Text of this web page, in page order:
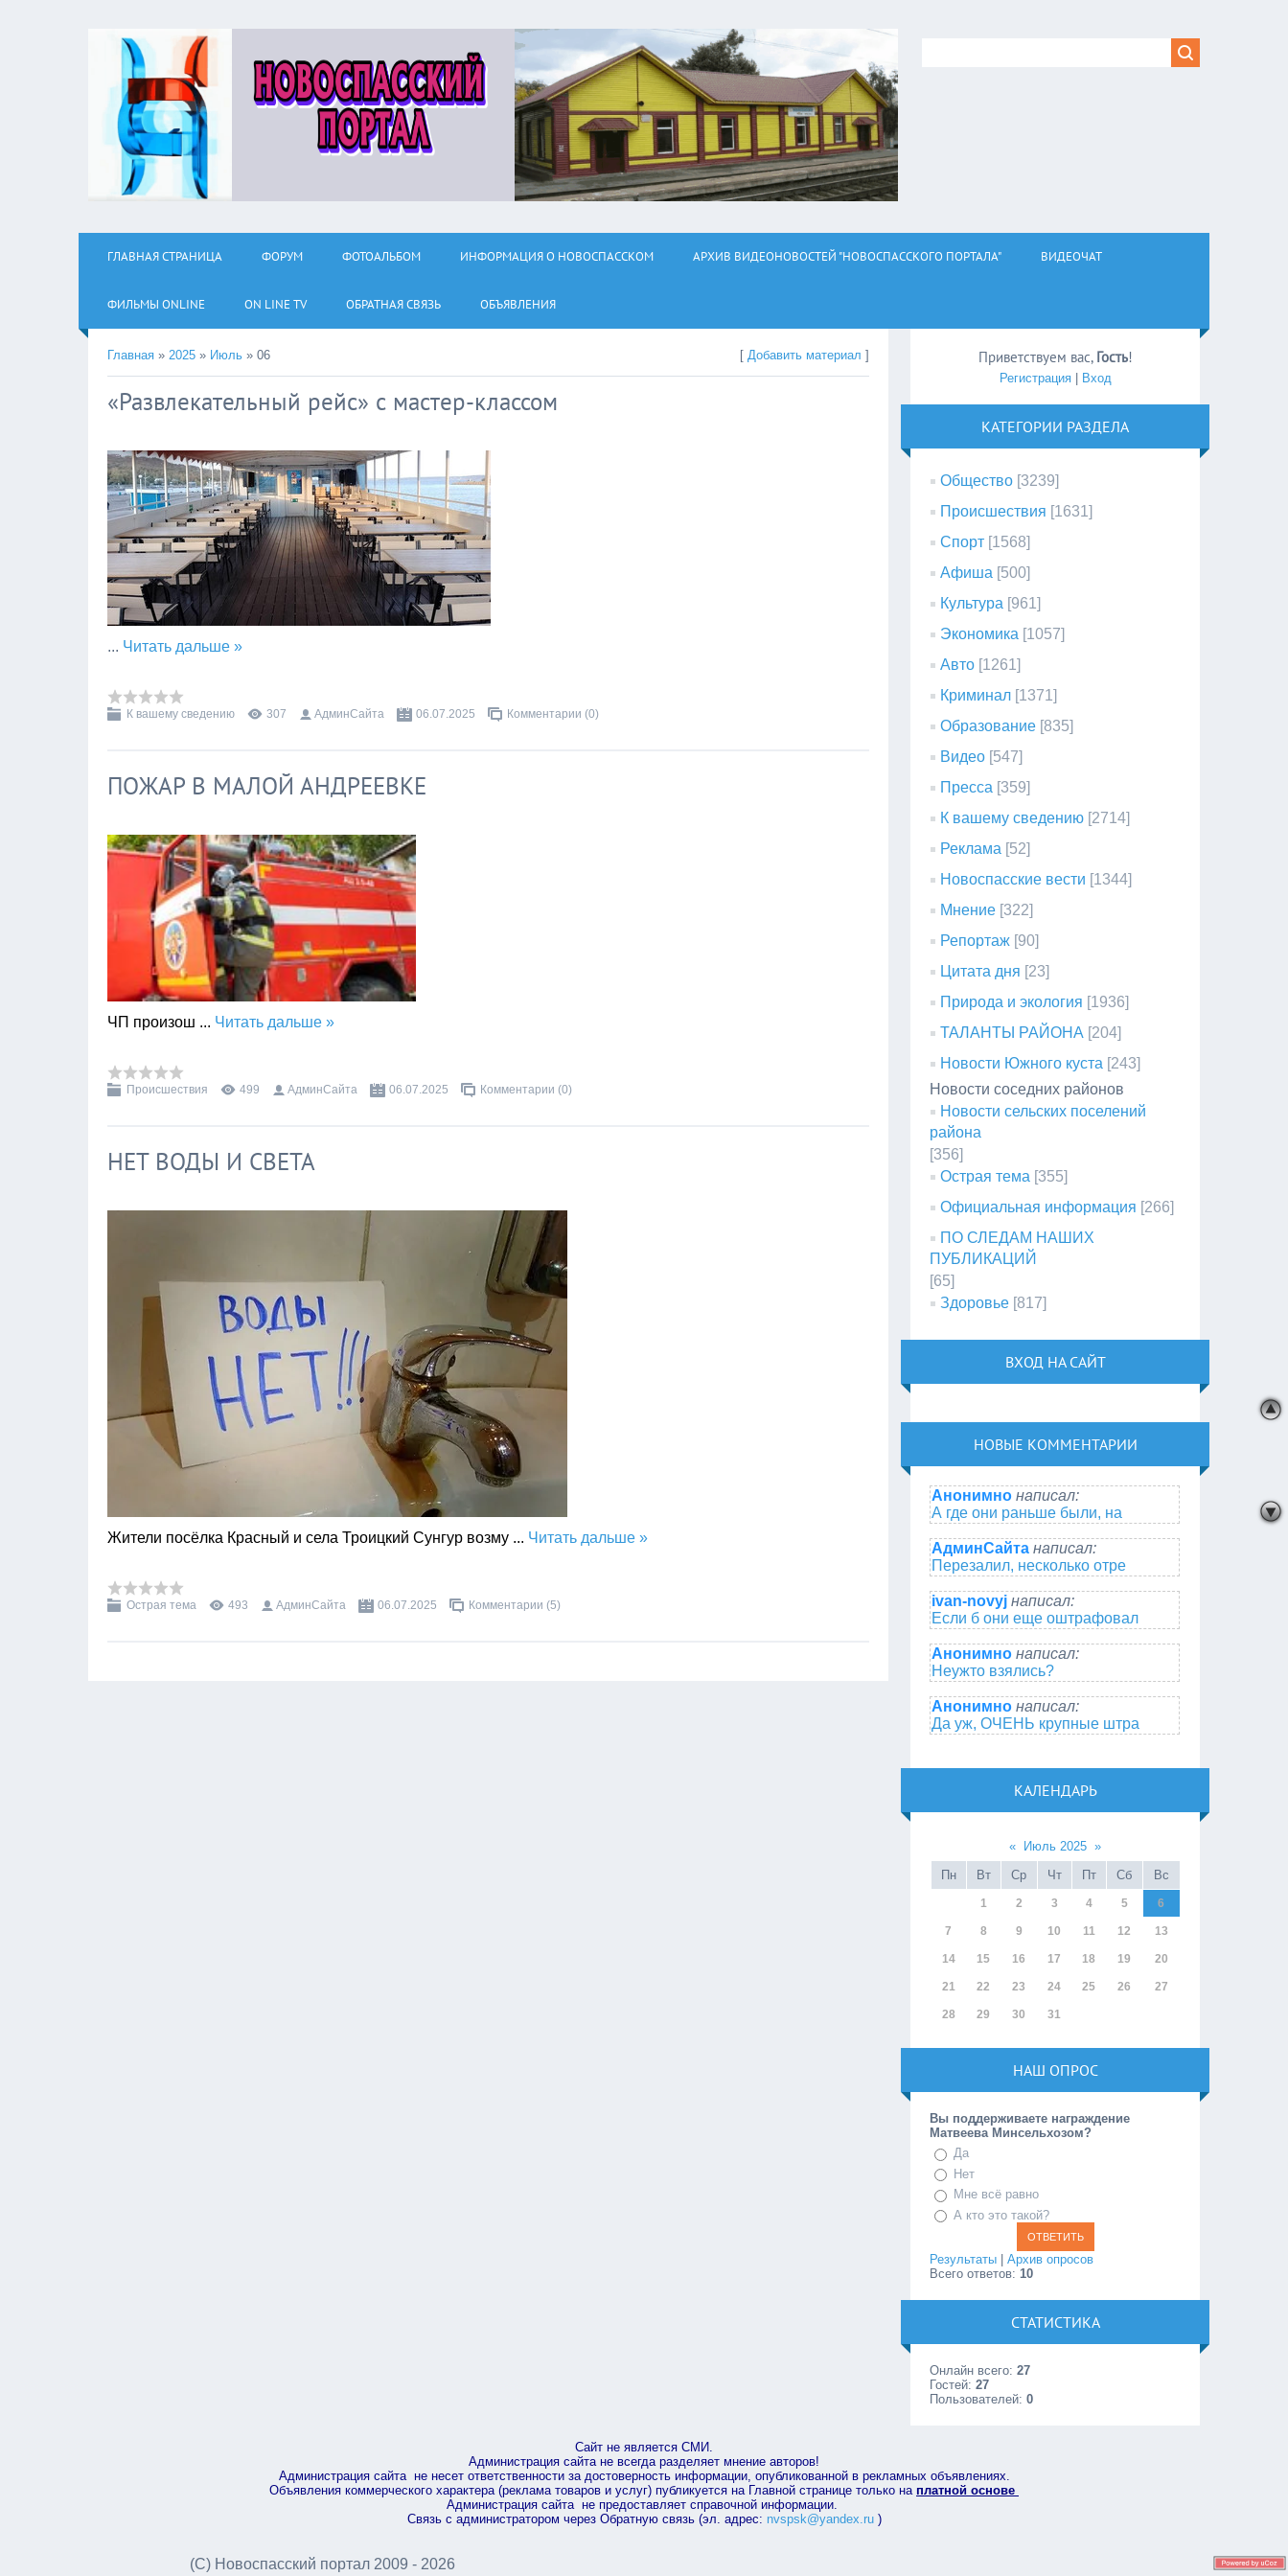
ГЛАВНАЯ СТРАНИЦА ФОРУМ ФОТОАЛЬБОМ ИНФОРМАЦИЯ О НОВОСПАССКОМ АРХИВ ВИДЕОНОВОСТЕЙ "НОВОСПАССКОГО ПОРТАЛА" ВИДЕОЧАТ
ФИЛЬМЫ ОNLINE ON LINE TV ОБРАТНАЯ СВЯЗЬ ОБЪЯВЛЕНИЯ
Главная » 2025 » Июль » 06 [Добавить материал ]
«Развлекательный рейс» с мастер-классом
... Читать дальше »
К вашему сведению 307 АдминСайта 06.07.2025 Комментарии (0)
ПОЖАР В МАЛОЙ АНДРЕЕВКЕ
ЧП произош ... Читать дальше »
Происшествия 499 АдминСайта 06.07.2025 Комментарии (0)
НЕТ ВОДЫ И СВЕТА
Жители посёлка Красный и села Троицкий Сунгур возму ... Читать дальше »
Острая тема 493 АдминСайта 06.07.2025 Комментарии (5)
Приветствуем вас, Гость!
Регистрация| Вход
КАТЕГОРИИ РАЗДЕЛА
Общество [3239]
Происшествия [1631]
Спорт [1568]
Афиша [500]
Культура [961]
Экономика [1057]
Авто [1261]
Криминал [1371]
Образование [835]
Видео [547]
Пресса [359]
К вашему сведению [2714]
Реклама [52]
Новоспасские вести [1344]
Мнение [322]
Репортаж [90]
Цитата дня [23]
Природа и экология [1936]
ТАЛАНТЫ РАЙОНА [204]
Новости Южного куста [243]
Новости соседних районов
Новости сельских поселений
района
[356]
Острая тема [355]
Официальная информация [266]
ПО СЛЕДАМ НАШИХ
ПУБЛИКАЦИЙ
[65]
Здоровье [817]
ВХОД НА САЙТ
НОВЫЕ КОММЕНТАРИИ
Анонимно написал:
А где они раньше были, на
АдминСайта написал:
Перезалил, несколько отре
ivan-novyj написал:
Если б они еще оштрафовал
Анонимно написал:
Неужто взялись?
Анонимно написал:
Да уж, ОЧЕНЬ крупные штра
КАЛЕНДАРЬ
« Июль 2025 »
Пн
Вт Ср Чт Пт Сб Вс
1 2 3 4 5 6
7 8 9 10 11 12 13
14 15 16 17 18 19 20
21 22 23 24 25 26 27
28 29 30 31
НАШ ОПРОС
Вы поддерживаете награждение
Матвеева Минсельхозом?
Да
Нет
Мне всё равно
А кто это такой?
Результаты |Архив опросов
Всего ответов:10
СТАТИСТИКА
Онлайн всего:27
Гостей:27
Пользователей:0
Сайт не является СМИ.
Администрация сайта не всегда разделяет мнение авторов!
Администрация сайта не несет ответственности за достоверность информации, опубликованной в рекламных объявлениях.
Объявления коммерческого характера (реклама товаров и услуг) публикуется на Главной странице только на платной основе
Администрация сайта не предоставляет справочной информации.
Связь с администратором через Обратную связь (эл. адрес: nvspsk@yandex.ru)
(С) Новоспасский портал 2009 - 2026